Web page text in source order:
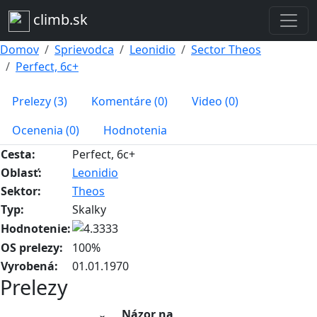
climb.sk
Domov Sprievodca Leonidio
Sector Theos
Perfect, 6c+
Prelezy (3) Komentáre (0)
Video (0)
Ocenenia (0)
Hodnotenia
Cesta:
Perfect, 6c+
Oblasť:
Leonidio
Sektor:
Theos
Typ:
Skalky
Hodnotenie:
OS prelezy:
100%
Vyrobená:
01.01.1970
Prelezy